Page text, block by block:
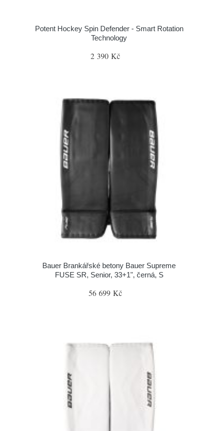
Potent Hockey Spin Defender - Smart Rotation
Technology
2 390 Kč
Bauer Brankářské betony Bauer Supreme
FUSE SR, Senior, 33+1", černá, S
56 699 Kč